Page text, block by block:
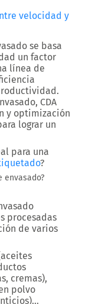
velocidad y
se basa
un factor
línea de
CDA
y optimización
lograr un
para una
?
envasado?
procesadas
de varios
cremas),
polvo